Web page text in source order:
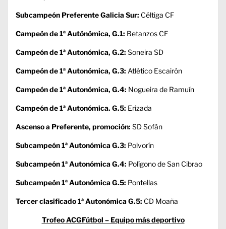
Subcampeón Preferente Galicia Sur: Céltiga CF
Campeón de 1ª Autónómica, G.1: Betanzos CF
Campeón de 1ª Autonómica, G.2: Soneira SD
Campeón de 1ª Autonómica, G.3: Atlético Escairón
Campeón de 1ª Autonómica, G.4: Nogueira de Ramuín
Campeón de 1ª Autonómica. G.5: Erizada
Ascenso a Preferente, promoción: SD Sofán
Subcampeón 1ª Autonómica G.3: Polvorín
Subcampeón 1ª Autonómica G.4: Polígono de San Cibrao
Subcampeón 1ª Autonómica G.5: Pontellas
Tercer clasificado 1ª Autonómica G.5: CD Moaña
Trofeo ACGFútbol – Equipo más deportivo